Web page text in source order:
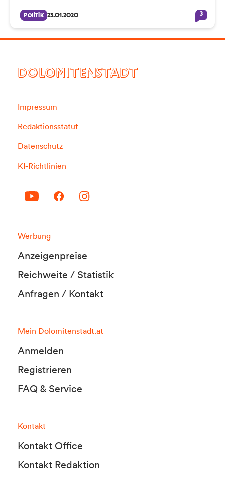
Politik 23.01.2020 3
DOLOMITENSTADT
Impressum
Redaktionsstatut
Datenschutz
KI-Richtlinien
Werbung
Anzeigenpreise
Reichweite / Statistik
Anfragen / Kontakt
Mein Dolomitenstadt.at
Anmelden
Registrieren
FAQ & Service
Kontakt
Kontakt Office
Kontakt Redaktion